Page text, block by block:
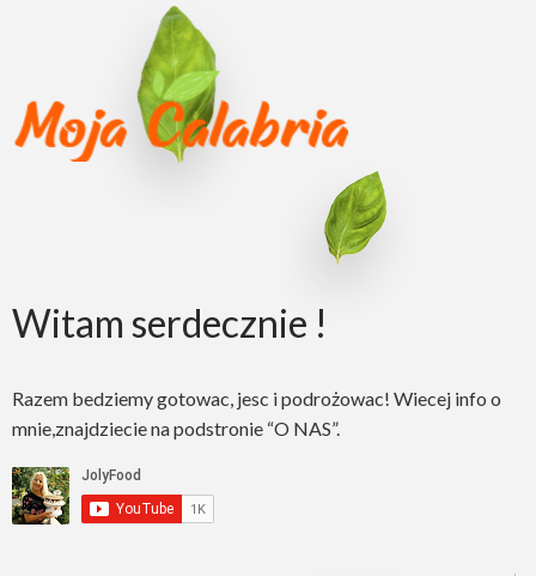
Witam serdecznie !
Razem bedziemy gotowac, jesc i podrożowac! Wiecej info o
mnie,znajdziecie na podstronie “O NAS”.